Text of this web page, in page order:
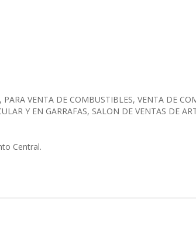
VENTA DE COMBUSTIBLES, VENTA DE
Y EN GARRAFAS, SALON DE VENTAS DE
Central.